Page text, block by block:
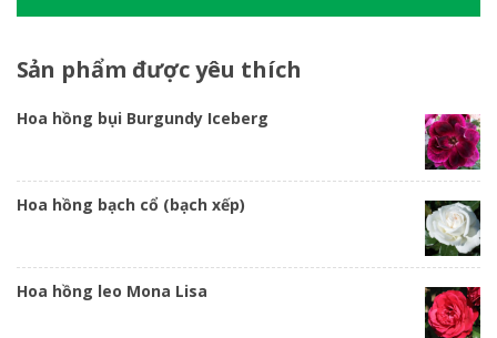
Sản phẩm được yêu thích
Hoa hồng bụi Burgundy Iceberg
Hoa hồng bạch cổ (bạch xếp)
Hoa hồng leo Mona Lisa